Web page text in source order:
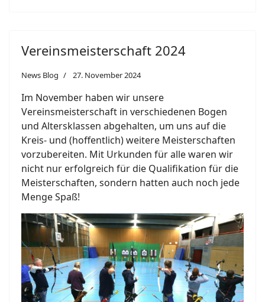
Vereinsmeisterschaft 2024
News Blog 27. November 2024
Im November haben wir unsere
Vereinsmeisterschaft in verschiedenen Bogen
und Altersklassen abgehalten, um uns auf die
Kreis- und (hoffentlich) weitere Meisterschaften
vorzubereiten. Mit Urkunden für alle waren wir
nicht nur erfolgreich für die Qualifikation für die
Meisterschaften, sondern hatten auch noch jede
Menge Spaß!